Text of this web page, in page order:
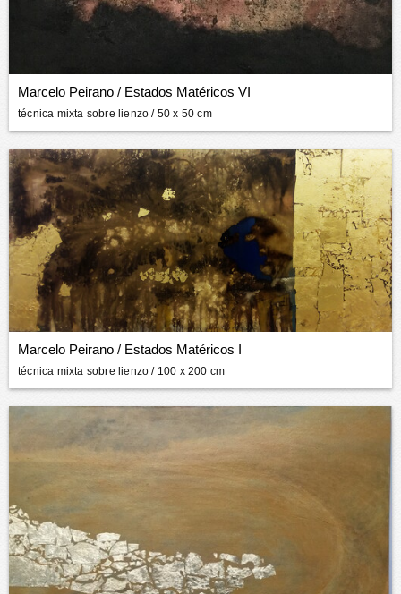
Marcelo Peirano / Estados Matéricos VI
técnica mixta sobre lienzo / 50 x 50 cm
Marcelo Peirano / Estados Matéricos I
técnica mixta sobre lienzo / 100 x 200 cm